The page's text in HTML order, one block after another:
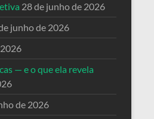
28 de junho de 2026
junho de 2026
— e o que ela revela
de 2026